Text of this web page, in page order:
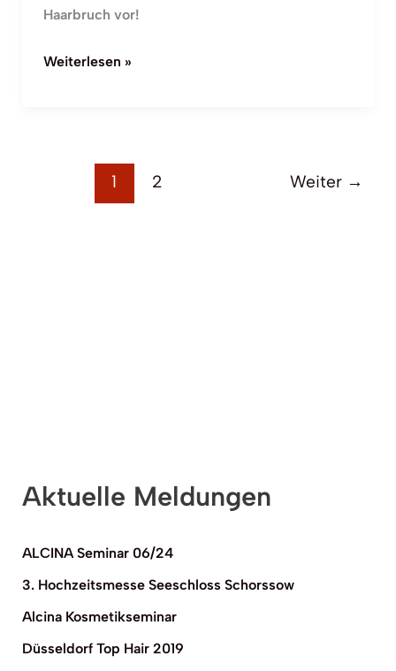
Haarbruch vor!
Weiterlesen »
1 2 Weiter →
Aktuelle Meldungen
ALCINA Seminar 06/24
3. Hochzeitsmesse Seeschloss Schorssow
Alcina Kosmetikseminar
Düsseldorf Top Hair 2019